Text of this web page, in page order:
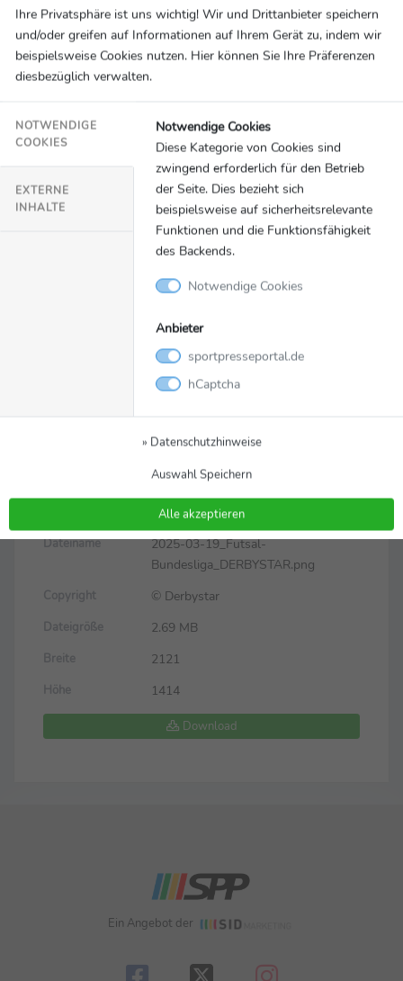
Social Media & Links
2025-03-19 Futsal-
Bundesliga
DERBYSTAR.png
Dateiname
2025-03-19_Futsal-
Bundesliga_DERBYSTAR.png
Copyright © Derbystar
Dateigröße 2.69 MB
Breite 2121
Höhe 1414
Download
Ein Angebot der
Ihre Privatsphäre ist uns wichtig! Wir und Drittanbieter speichern
und/oder greifen auf Informationen auf Ihrem Gerät zu, indem wir
beispielsweise Cookies nutzen. Hier können Sie Ihre Präferenzen
diesbezüglich verwalten.
NOTWENDIGE
COOKIES
EXTERNE
INHALTE
Notwendige Cookies
Diese Kategorie von Cookies sind
zwingend erforderlich für den Betrieb
der Seite. Dies bezieht sich
beispielsweise auf sicherheitsrelevante
Funktionen und die Funktionsfähigkeit
des Backends.
Notwendige Cookies
Anbieter
sportpresseportal.de
hCaptcha
» Datenschutzhinweise
Auswahl Speichern
Alle akzeptieren